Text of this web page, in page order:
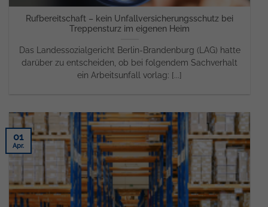
Rufbereitschaft – kein Unfallversicherungsschutz bei
Treppensturz im eigenen Heim
Das Landessozialgericht Berlin-Brandenburg (LAG) hatte
darüber zu entscheiden, ob bei folgendem Sachverhalt
ein Arbeitsunfall vorlag: [...]
01
Apr.